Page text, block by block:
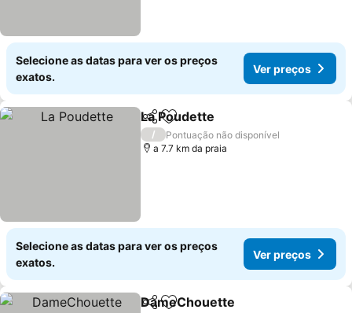
Selecione as datas para ver os preços
exatos.
Ver preços
PartilharAdicionar aos favoritos
La Poudette
/
Pontuação não disponível
a 7.7 km da praia
Selecione as datas para ver os preços
exatos.
Ver preços
Partilhar
DameChouette